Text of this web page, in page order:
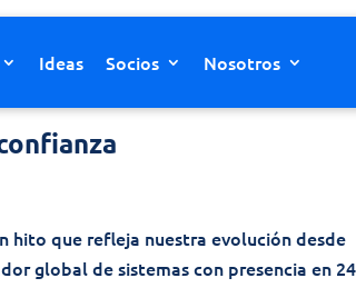
Ideas Socios Nosotros
hito que refleja nuestra evolución desde
global de sistemas con presencia en 24